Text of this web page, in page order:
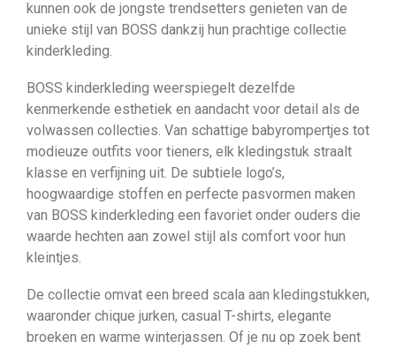
kunnen ook de jongste trendsetters genieten van de
unieke stijl van BOSS dankzij hun prachtige collectie
kinderkleding.
BOSS kinderkleding weerspiegelt dezelfde
kenmerkende esthetiek en aandacht voor detail als de
volwassen collecties. Van schattige babyrompertjes tot
modieuze outfits voor tieners, elk kledingstuk straalt
klasse en verfijning uit. De subtiele logo’s,
hoogwaardige stoffen en perfecte pasvormen maken
van BOSS kinderkleding een favoriet onder ouders die
waarde hechten aan zowel stijl als comfort voor hun
kleintjes.
De collectie omvat een breed scala aan kledingstukken,
waaronder chique jurken, casual T-shirts, elegante
broeken en warme winterjassen. Of je nu op zoek bent